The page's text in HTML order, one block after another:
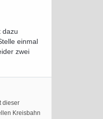
dazu
einmal
zwei
dieser
Kreisbahn